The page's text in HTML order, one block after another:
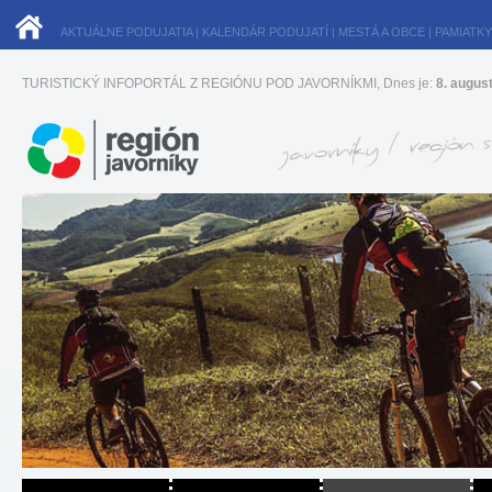
AKTUÁLNE PODUJATIA| KALENDÁR PODUJATÍ | MESTÁ A OBCE | PAMIATKY
TURISTICKÝ INFOPORTÁL Z REGIÓNU POD JAVORNÍKMI, Dnes je: 8.